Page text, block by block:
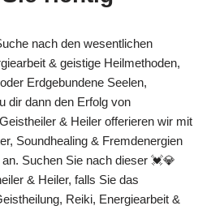
nach den wesentlichen
& geistige Heilmethoden,
Erdgebundene Seelen,
dir dann den Erfolg von
& Heiler offerieren wir mit
Soundhealing & Fremdenergien
Suchen Sie nach dieser 💓️💎
& Heiler, falls Sie das
Reiki, Energiearbeit &